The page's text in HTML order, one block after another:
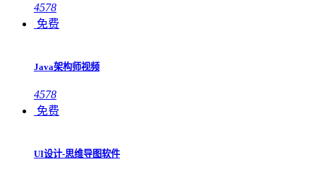
4578
免费
Java架构师视频
4578
免费
UI设计-思维导图软件